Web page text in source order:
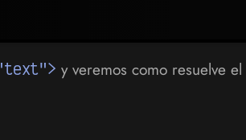
y veremos como resuelve el